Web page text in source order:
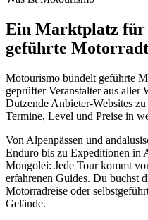
Ein Marktplatz für
geführte
Motourismo bündelt geführte
geprüfter Veranstalter aus aller
Dutzende Anbieter-Websites
Termine, Level und Preise in
Von Alpenpässen und
Enduro bis zu Expeditionen in
Mongolei: Jede Tour kommt
erfahrenen Guides. Du buchst
Motorradreise oder
Gelände.